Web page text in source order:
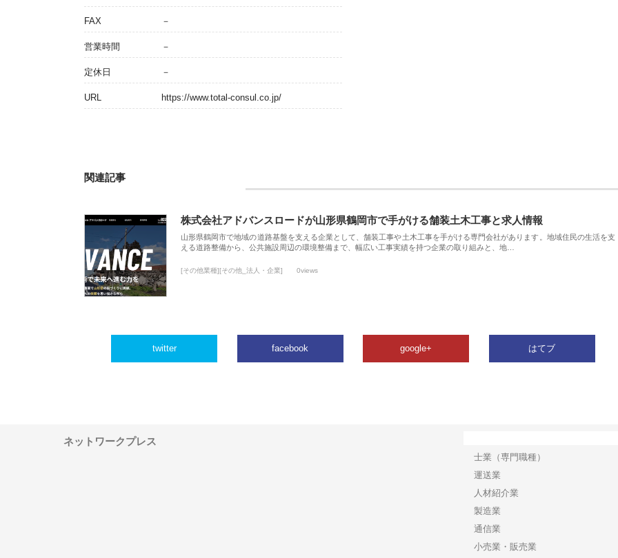
FAX －
営業時間 －
定休日 －
URL https://www.total-consul.co.jp/
関連記事
株式会社アドバンスロードが山形県鶴岡市で手がける舗装土木工事と求人情報
山形県鶴岡市で地域の道路基盤を支える企業として、舗装工事や土木工事を手がける専門会社があります。地域住民の生活を支
える道路整備から、公共施設周辺の環境整備まで、幅広い工事実績を持つ企業の取り組みと、地…
[その他業種][その他_法人・企業] 0views
twitter facebook google+ はてブ
ネットワークプレス
士業（専門職種）
運送業
人材紹介業
製造業
通信業
小売業・販売業